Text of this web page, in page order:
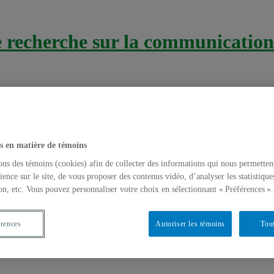
recherche sur la
mouvement d’innovation en santé
en matière de témoins
des témoins (cookies) afin de collecter des informations qui nous
sur le site, de vous proposer des contenus vidéo, d’analyser les
etc. Vous pouvez personnaliser votre choix en sélectionnant « Préférences ».
Autoriser les témoins